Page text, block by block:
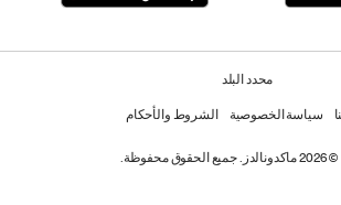
محدد البلد
سياسة الخصوصية الشروط والأحكام
© 2026 ماكدونالدز. جميع الحقوق محفوظة.